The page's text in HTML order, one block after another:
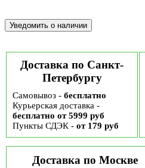
Доставка по Санкт-
Петербургу
Самовывоз - бесплатно
Курьерская доставка -
бесплатно от 5999 руб
Пункты СДЭК - от 179 руб
Доставка по Москве